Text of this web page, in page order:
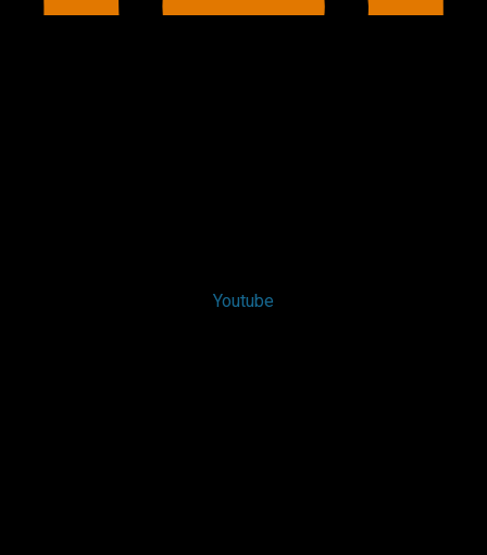
Youtube